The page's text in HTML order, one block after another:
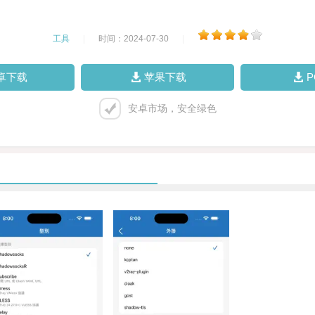
工具 时间：2024-07-30
下载 苹果下载
安卓市场，安全绿色